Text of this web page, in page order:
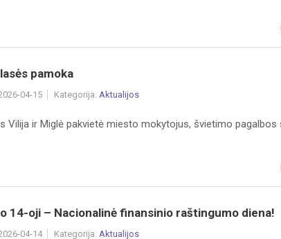
pamoka
04-15 Kategorija: Aktualijos
Vilija ir Miglė pakvietė miesto mokytojus, švietimo pagalbos
14-oji – Nacionalinė finansinio raštingumo diena!
04-14 Kategorija: Aktualijos